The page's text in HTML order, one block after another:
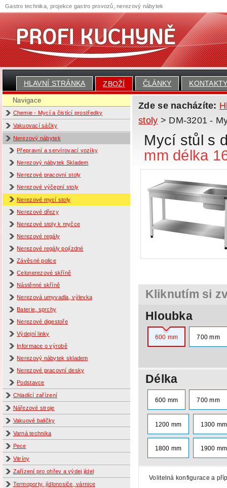
HLAVNÍ STRÁNKA ZBOŽÍ ČLÁNKY
Navigace
Chemie - Mycí a čistící prostředky
Vakuovací sáčky
Nerezový nábytek
Přepravní a servírovací vozíky
Nerezový nábytek Skladem
Nerezové pracovní stoly
Nerezové výčepní stoly
Nerezové mycí stoly
Nerezové dřezy
Nerezové stoly k myčce
Nerezové regály
Nerezové regály pojízdné
Závěsné police
Celonerezové skříně
Nástěnné skříně
Nerezová umyvadla, výlevka
Baterie, sprchy
Nerezové digestoře
Výdejní linky
Informace o výrobě
Nerezový nábytek skladem
Nerezové pracovní desky
Podstavce
Chladící zařízení
Nářezové stroje
Vakuové baličky
Varná technika
Pece
Vitríny
Zařízení pro ohřev a výdej jídel
Termoporty, jídlonosiče, várnice
Zde se nacházíte:
stoly > DM-3201 -
Mycí stůl s
mm délka
Kliknutím si
Hloubka
600 mm 700 mm
Délka
600 mm 700 mm
1200 mm 1300 mm
1800 mm 1900 mm
Volitelná konfigurace a
Gastro technika, projekce gastro provozů, nerezový nábytek